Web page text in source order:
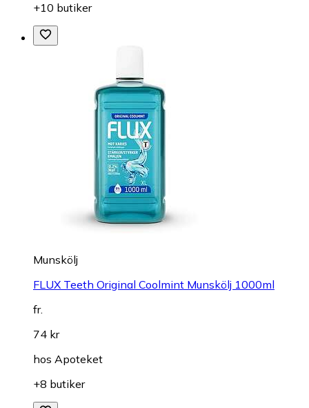
+10 butiker
Munskölj
FLUX Teeth Original Coolmint Munskölj 1000ml
fr.
74 kr
hos Apoteket
+8 butiker